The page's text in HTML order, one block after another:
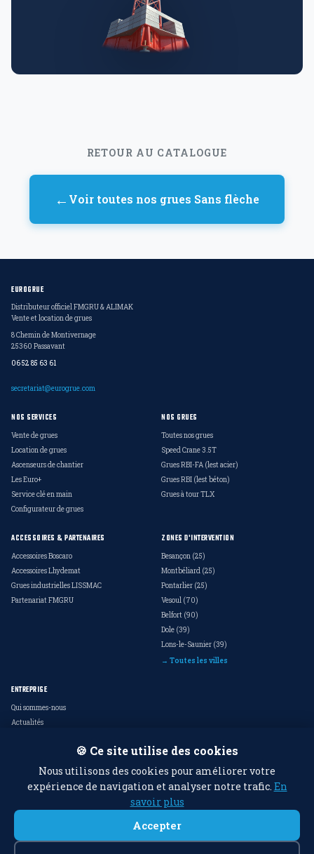
RETOUR AU CATALOGUE
← Voir toutes nos grues Sans flèche
EUROGRUE
Distributeur officiel FMGRU & ALIMAK
Vente et location de grues
8 Chemin de Montivernage
25360 Passavant
06 52 85 63 61
secretariat@eurogrue.com
NOS SERVICES
Vente de grues
Location de grues
Ascenseurs de chantier
Les Euro+
Service clé en main
Configurateur de grues
NOS GRUES
Toutes nos grues
Speed Crane 3.5T
Grues RBI-FA (lest acier)
Grues RBI (lest béton)
Grues à tour TLX
ACCESSOIRES & PARTENAIRES
Accessoires Boscaro
Accessoires Lhydemat
Grues industrielles LISSMAC
Partenariat FMGRU
ZONES D'INTERVENTION
Besançon (25)
Montbéliard (25)
Pontarlier (25)
Vesoul (70)
Belfort (90)
Dole (39)
Lons-le-Saunier (39)
→ Toutes les villes
ENTREPRISE
Qui sommes-nous
Actualités
Mentions légales
Politique de confidentialité
🍪 Ce site utilise des cookies
Nous utilisons des cookies pour améliorer votre
expérience de navigation et analyser notre trafic. En
savoir plus
Accepter